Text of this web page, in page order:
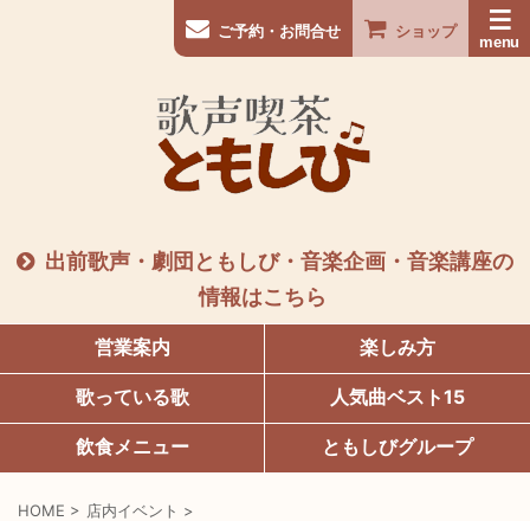
ご予約・お問合せ ショップ
出前歌声・劇団ともしび・音楽企画・音楽講座の
情報はこちら
営業案内 楽しみ方
歌っている歌 人気曲ベスト15
飲食メニュー ともしびグループ
HOME > 店内イベント >